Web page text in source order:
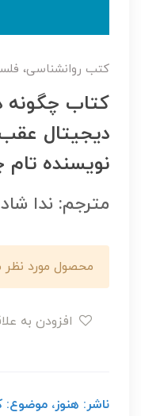
کتب روانشناسی،
کتاب چگونه
دیجیتال
نویسنده تام
مترجم: ندا
محصول مورد نظر
ناشر: هنوز،